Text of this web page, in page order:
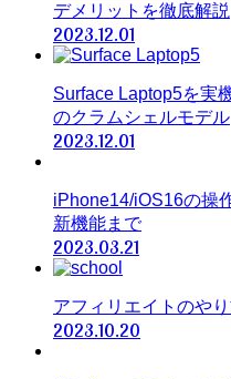
デメリットを徹底解説
2023.12.01
Surface Laptop5を実
のクラムシェルモデル
2023.12.01
iPhone14/iOS16の操
新機能まで
2023.03.21
アフィリエイトのや
2023.10.20